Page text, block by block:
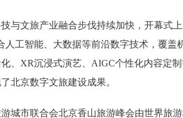
与文旅产业融合步伐持续加快，开幕式
人工智能、大数据等前沿数字技术，覆盖
、XR沉浸式演艺、AIGC个性化内容定
北京数字文旅建设成果。
游城市联合会北京香山旅游峰会由世界旅